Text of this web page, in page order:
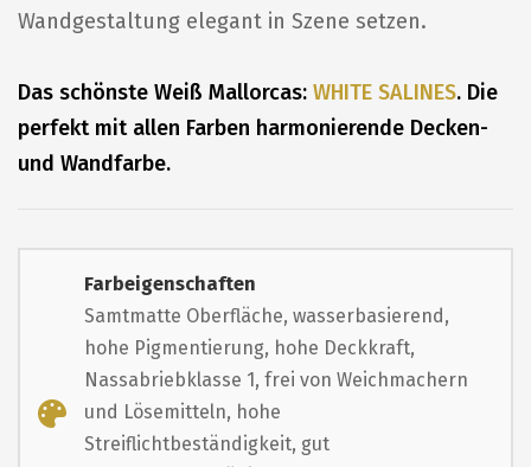
Wandgestaltung elegant in Szene setzen.
Das schönste Weiß Mallorcas: WHITE SALINES. Die
perfekt mit allen Farben harmonierende Decken-
und Wandfarbe.
Farbeigenschaften
Samtmatte Oberfläche, wasserbasierend,
hohe Pigmentierung, hohe Deckkraft,
Nassabriebklasse 1, frei von Weichmachern
und Lösemitteln, hohe
Streiflichtbeständigkeit, gut